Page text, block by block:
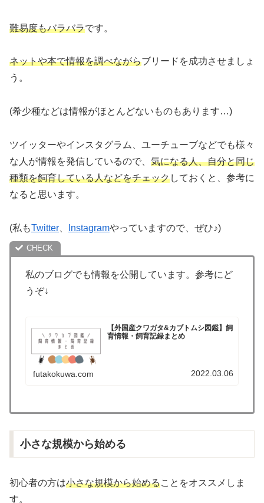
難易度もバラバラです。
ネットや本で情報を調べながらブリードを成功させましょ
う。
(希少種などは情報がほとんどないものもあります…)
ツイッターやインスタグラム、ユーチューブなどでも様々
な人が情報を発信しているので、 気になる人、自分と同じ
種類を飼育している人などをチェックしておくと、参考に
なると思います。
(私もTwitter Instagramやっていますので、ぜひ♪)
私のブログでも情報を公開しています。参考にど
うぞ↓
【外国産クワガタ&カブトムシ図鑑】飼
育情報・飼育記録まとめ
futakokuwa.com 2022.03.06
小さな規模から始める
初心者の方は小さな規模から始めることをオススメしま
す。